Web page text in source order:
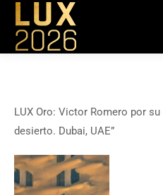
LUX Oro: Victor Romero por su
desierto. Dubai, UAE”